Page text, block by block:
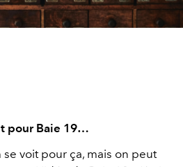
pour Baie 19…
se voit pour ça, mais on peut